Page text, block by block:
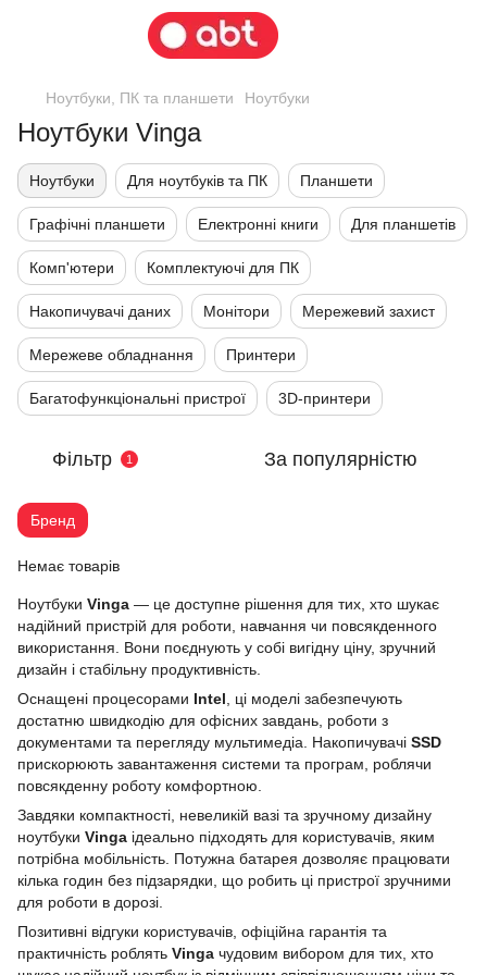
Ноутбуки, ПК та планшети Ноутбуки
Ноутбуки Vinga
Ноутбуки Для ноутбуків та ПК Планшети
Графічні планшети Електронні книги Для планшетів
Комп'ютери Комплектуючі для ПК
Накопичувачі даних Монітори Мережевий захист
Мережеве обладнання Принтери
Багатофункціональні пристрої 3D-принтери
Фільтр 1 За популярністю
Бренд
Немає товарів
Ноутбуки Vinga — це доступне рішення для тих, хто шукає
надійний пристрій для роботи, навчання чи повсякденного
використання. Вони поєднують у собі вигідну ціну, зручний
дизайн і стабільну продуктивність.
Оснащені процесорами Intel , ці моделі забезпечують
достатню швидкодію для офісних завдань, роботи з
документами та перегляду мультимедіа. Накопичувачі SSD
прискорюють завантаження системи та програм, роблячи
повсякденну роботу комфортною.
Завдяки компактності, невеликій вазі та зручному дизайну
ноутбуки Vinga ідеально підходять для користувачів, яким
потрібна мобільність. Потужна батарея дозволяє працювати
кілька годин без підзарядки, що робить ці пристрої зручними
для роботи в дорозі.
Позитивні відгуки користувачів, офіційна гарантія та
практичність роблять Vinga чудовим вибором для тих, хто